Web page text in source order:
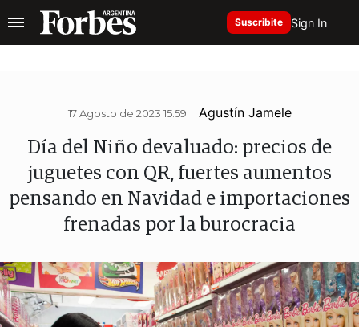
Suscribite Sign In
17 Agosto de 2023 15.59 Agustín Jamele
Día del Niño devaluado: precios de
juguetes con QR, fuertes aumentos
pensando en Navidad e importaciones
frenadas por la burocracia